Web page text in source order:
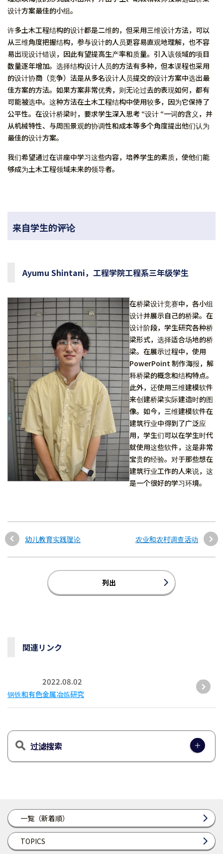
一覧（新着順）
TOPICS
设计方案最佳的小组。
许多土木工程结构的设计都是二维的，但采用三维设计方法，可以
从三维角度把握结构，参与设计的人员更容易直观地理解，也不容
易出现设计错误，因此有望提高生产率和质量。引入该领域的项目
数量逐年增加。选择结构设计人员的方法有多种，但本课程也采用
的设计协商（竞争）法是从多名设计人员提交的设计方案中选出最
佳方案的方法。如果方案非常优秀，则无论过去的表现如何，都有
可能被选中。这种方法在土木工程结构中使用较多，因为它保持了
公平性。在设计桥梁时，要求学生深入思考 “设计 “一词的含义，并
从机械特性、与周围景观的协调性和成本等多个角度提出他们认为
最佳的设计方案。
我们希望通过在讲座中学习这些内容，培养学生的素质，使他们能
够成为土木工程领域未来的领导者。
来自学生的评论
Ayumu Shintani，工程学院工程系三年级学生
在桥梁设计竞赛中，各小组
设计并展示自己的桥梁。在
设计阶段，学生研究各种桥
梁形式，选择适合场地的桥
梁。在展示过程中，使用
PowerPoint 制作海报，解
释桥梁的概念和结构特点。
此外，还使用三维建模软件
来创建桥梁实际建造时的图
像。如今，三维建模软件在
建筑行业中得到了广泛应
用，学生们可以在学生时代
就使用这些软件，这是非常
宝贵的经验。对于那些想在
建筑行业工作的人来说，这
是一个很好的学习环境。
幼儿教育实践理论 农业和农村调查活动
列出
関連リンク
2022.08.02
钢铁和有色金属冶炼研究
过滤搜索